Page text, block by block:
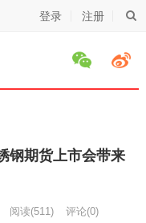
登录 注册
钢期货上市会带来
阅读(511) 评论(0)